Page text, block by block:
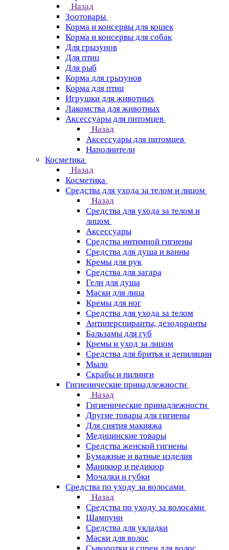
Назад
Зоотовары
Корма и консервы для кошек
Корма и консервы для собак
Для грызунов
Для птиц
Для рыб
Корма для грызунов
Корма для птиц
Игрушки для животных
Лакомства для животных
Аксессуары для питомцев
Назад
Аксессуары для питомцев
Наполнители
Косметика
Назад
Косметика
Средства для ухода за телом и лицом
Назад
Средства для ухода за телом и
лицом
Аксессуары
Средства интимной гигиены
Средства для душа и ванны
Кремы для рук
Средства для загара
Гели для душа
Маски для лица
Кремы для ног
Средства для ухода за телом
Антиперспиранты, дезодоранты
Бальзамы для губ
Кремы и уход за лицом
Средства для бритья и депиляции
Мыло
Скрабы и пилинги
Гигиенические принадлежности
Назад
Гигиенические принадлежности
Другие товары для гигиены
Для снятия макияжа
Медицинские товары
Средства женской гигиены
Бумажные и ватные изделия
Маникюр и педикюр
Мочалки и губки
Средства по уходу за волосами
Назад
Средства по уходу за волосами
Шампуни
Средства для укладки
Маски для волос